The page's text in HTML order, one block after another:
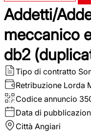
Addetti/
meccanico
db2
Tipo di contratto
Retribuzione Lorda
Codice annuncio
Data di
Città Angiari